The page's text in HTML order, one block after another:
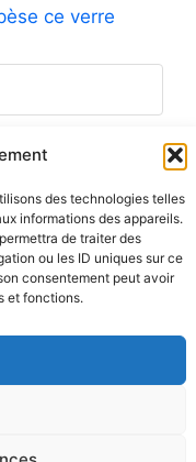
des technologies telles
informations des appareils.
de traiter des
ou les ID uniques sur ce
consentement peut avoir
et fonctions.
ce verre
Mentions légales
Politique de confidentialité
Plan du site
© 2026 Pôle Hedera, tous droits
réservés